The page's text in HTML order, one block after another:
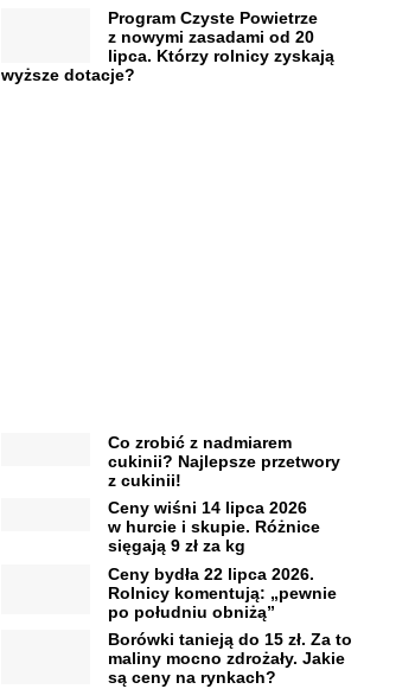
Program Czyste Powietrze
z nowymi zasadami od 20
lipca. Którzy rolnicy zyskają
wyższe dotacje?
Co zrobić z nadmiarem
cukinii? Najlepsze przetwory
z cukinii!
Ceny wiśni 14 lipca 2026
w hurcie i skupie. Różnice
sięgają 9 zł za kg
Ceny bydła 22 lipca 2026.
Rolnicy komentują: „pewnie
po południu obniżą”
Borówki tanieją do 15 zł. Za to
maliny mocno zdrożały. Jakie
są ceny na rynkach?